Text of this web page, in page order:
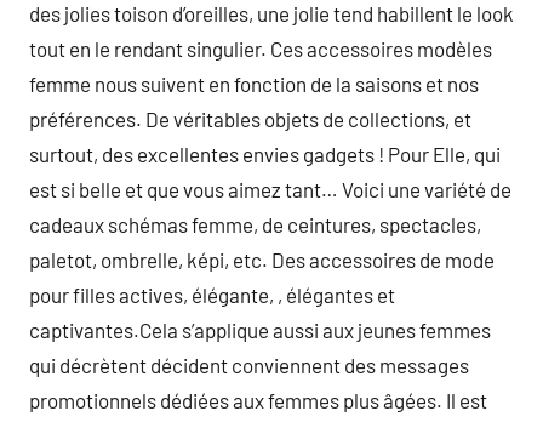
des jolies toison d’oreilles, une jolie tend habillent le look
tout en le rendant singulier. Ces accessoires modèles
femme nous suivent en fonction de la saisons et nos
préférences. De véritables objets de collections, et
surtout, des excellentes envies gadgets ! Pour Elle, qui
est si belle et que vous aimez tant… Voici une variété de
cadeaux schémas femme, de ceintures, spectacles,
paletot, ombrelle, képi, etc. Des accessoires de mode
pour filles actives, élégante, , élégantes et
captivantes.Cela s’applique aussi aux jeunes femmes
qui décrètent décident conviennent des messages
promotionnels dédiées aux femmes plus âgées. Il est